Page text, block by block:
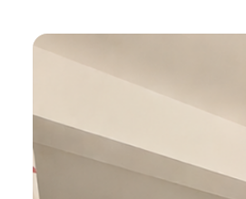
vendre
contact